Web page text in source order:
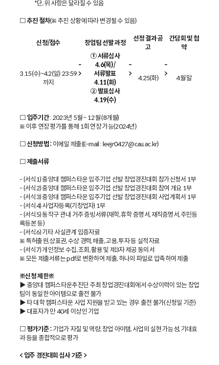
*단, 위 사항은 달라질 수 있음
□ 추진 절차(※ 추진 상황에 따라 변경될 수 있음)
신청/접수
-
>
창업팀 선발 과정
-
>
선정 결과 공
고
-
>
간담회 및 협
약
3.15(수)~4.2(일) 23:59
까지
① 서류심사
4.6(목)/
서류발표
4.11(화)
② 발표심사
4.19(수)
4.25(화) 4월 말
□ 입주기간: 2023년 5월 ~ 12월 (8개월)
※ 이후 연장 평가를 통해 1회 연장 가능(2024년)
□ 신청방법 : 이메일 제출(E-mail : leejr0427@cau.ac.kr)
□ 제출서류
- (서식1) 중앙대 캠퍼스타운 입주기업 선발 창업경진대회 참가신청서 1부
- (서식2) 중앙대 캠퍼스타운 입주기업 선발 창업경진대회 참여 개요 1부
- (서식3) 중앙대 캠퍼스타운 입주기업 선발 창업경진대회 사업계획서 1부
- (서식4) 사업자등록(기창업자) 1부
- (서식5) 동작구 관내 거주 증빙서류(재학, 휴학 증명서, 재직증명서, 주민등
록등본 등)
- (서식6) 기타 사실관계 입증자료
※ 특허출원, 상표권, 수상 경력, 매출, 고용, 투자 등 실적자료
- (서식7) 개인정보 수집, 조회, 활용 및 제3자 제공 동의서
※ 모든 제출서류는 pdf로 변환하여 제출, 하나의 파일로 압축하여 제출
※신청 제한※
▶ 중앙대 캠퍼스타운추진단 주최 창업경진대회에서 수상이력이 있는 창업
팀이 동일한 아이템으로 출전 불가
▶ 타 대학 캠퍼스타운 사업 지원을 받고 있는 경우 출전 불가(신청일 기준)
▶ 대표자가 만 40세 이상인 기업
□ 평가기준 : 기업가 자질 및 역량, 창업 아이템, 사업의 실현 가능성, 기대효
과 등을 종합적으로 평가
< 입주 경진대회 심사 기준 >